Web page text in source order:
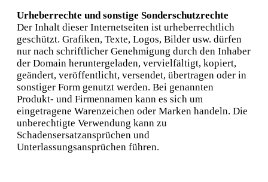
Urheberrechte und sonstige Sonderschutzrechte
Der Inhalt dieser Internetseiten ist urheberrechtlich
geschützt. Grafiken, Texte, Logos, Bilder usw. dürfen
nur nach schriftlicher Genehmigung durch den Inhaber
der Domain heruntergeladen, vervielfältigt, kopiert,
geändert, veröffentlicht, versendet, übertragen oder in
sonstiger Form genutzt werden. Bei genannten
Produkt- und Firmennamen kann es sich um
eingetragene Warenzeichen oder Marken handeln. Die
unberechtigte Verwendung kann zu
Schadensersatzansprüchen und
Unterlassungsansprüchen führen.